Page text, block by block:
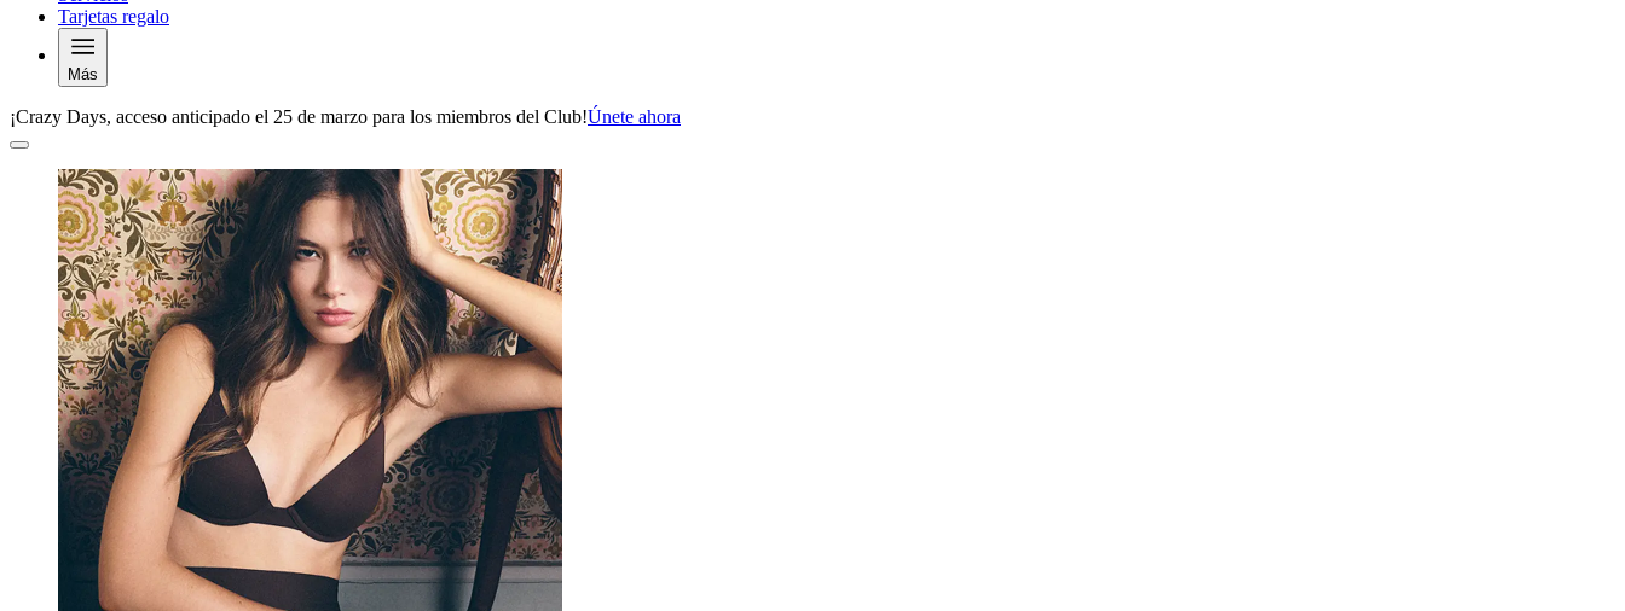
Tarjetas regalo
Más
¡Crazy Days, acceso anticipado el 25 de marzo para los miembros del Club!Únete ahora